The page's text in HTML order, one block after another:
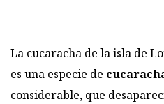
La cucaracha de la isla de
es una especie de
considerable, que